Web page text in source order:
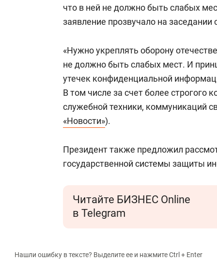
что в ней не должно быть слабых
заявление прозвучало на заседании
«Нужно укреплять оборону
не должно быть слабых мест. И
утечек конфиденциальной
В том числе за счет более строгого
служебной техники, коммуникаций
«Новости»).
Президент также предложил
государственной системы защиты
Читайте БИЗНЕС Online
в Telegram
Нашли ошибку в тексте? Выделите ее и нажмите Ctrl + Enter
Опыт выживания в дикой
природе, работа
с ментальным и физическим
состоянием как основа
антихрупких команд
Мексика,
и вагон с
в
«Гонка